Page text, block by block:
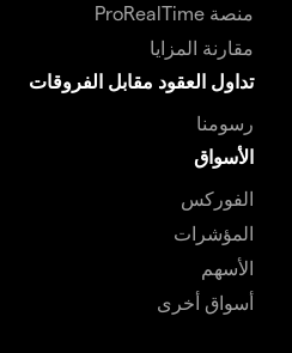
منصة ProRealTime
مقارنة المزايا
تداول العقود مقابل الفروقات
رسومنا
الأسواق
الفوركس
المؤشرات
الأسهم
أسواق أخرى